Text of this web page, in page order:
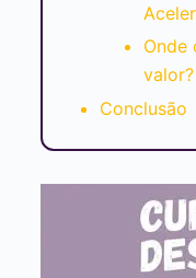
Onde
valor?
Conclusão